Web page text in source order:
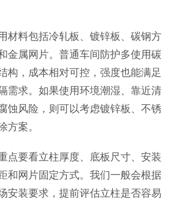
材料包括冷轧板、镀锌板、碳钢方
金属网片。普通车间防护多使用碳
构，成本相对可控，强度也能满足
需求。如果使用环境潮湿、靠近清
蚀风险，则可以考虑镀锌板、不锈
方案。
点要看立柱厚度、底板尺寸、安装
和网片固定方式。我们一般会根据
安装要求，提前评估立柱是否容易